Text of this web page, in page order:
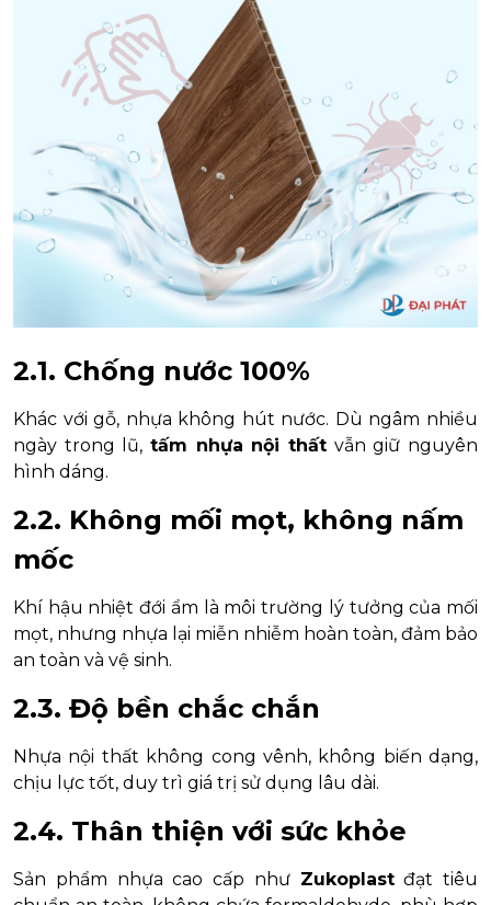
2.1. Chống nước 100%
Khác với gỗ, nhựa không hút nước. Dù ngâm nhiều
ngày trong lũ, tấm nhựa nội thất vẫn giữ nguyên
hình dáng.
2.2. Không mối mọt, không nấm
mốc
Khí hậu nhiệt đới ẩm là môi trường lý tưởng của mối
mọt, nhưng nhựa lại miễn nhiễm hoàn toàn, đảm bảo
an toàn và vệ sinh.
2.3. Độ bền chắc chắn
Nhựa nội thất không cong vênh, không biến dạng,
chịu lực tốt, duy trì giá trị sử dụng lâu dài.
2.4. Thân thiện với sức khỏe
Sản phẩm nhựa cao cấp như Zukoplastđạt tiêu